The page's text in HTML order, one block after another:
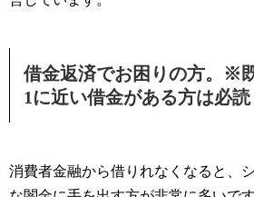
借金返済でお困りの方。※
1に近い借金がある方は必読
消費者金融から借りれなくなると、